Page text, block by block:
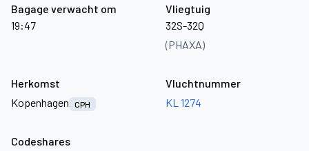
Bagage verwacht om
19:47
Vliegtuig
32S-32Q
(PHAXA)
Herkomst
Kopenhagen
CPH
Vluchtnummer
KL 1274
Codeshares